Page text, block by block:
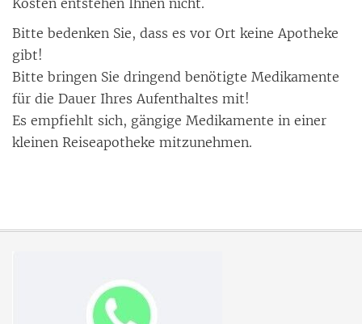
Kos­ten ent­ste­hen Ih­nen nicht.
Bit­te be­den­ken Sie, dass es vor Ort kei­ne Apo­the­ke
gibt!
Bit­te brin­gen Sie drin­gend be­nö­tig­te Me­di­ka­men­te
für die Dau­er Ih­res Auf­ent­hal­tes mit!
Es emp­ﬁehlt sich, gän­gi­ge Me­di­ka­men­te in ei­ner
klei­nen Rei­se­apo­the­ke mit­zu­neh­men.